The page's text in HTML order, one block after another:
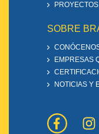
SOBRE
EMPRESAS
NOTICIAS Y